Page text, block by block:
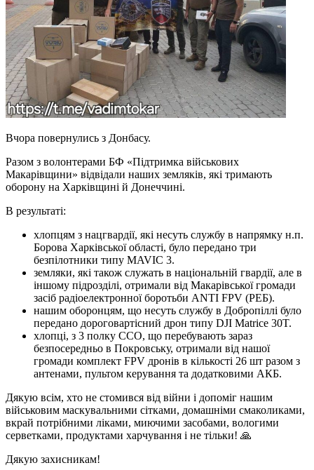
Вчора повернулись з Донбасу.
Разом з волонтерами БФ «Підтримка військових
Макарівщини» відвідали наших земляків, які тримають
оборону на Харківщині й Донеччині.
В результаті:
хлопцям з нацгвардії, які несуть службу в напрямку н.п.
Борова Харківської області, було передано три
безпілотники типу MAVIC 3.
земляки, які також служать в національній гвардії, але в
іншому підрозділі, отримали від Макарівської громади
засіб радіоелектронної боротьби ANTI FPV (РЕБ).
нашим оборонцям, що несуть службу в Добропіллі було
передано дороговартісний дрон типу DJI Matrice 30T.
хлопці, з 3 полку ССО, що перебувають зараз
безпосередньо в Покровську, отримали від нашої
громади комплект FPV дронів в кількості 26 шт разом з
антенами, пультом керування та додатковими АКБ.
Дякую всім, хто не стомився від війни і допоміг нашим
військовим маскувальними сітками, домашніми смаколиками,
вкрай потрібними ліками, миючими засобами, вологими
серветками, продуктами харчування і не тільки! 🙏
Дякую захисникам!